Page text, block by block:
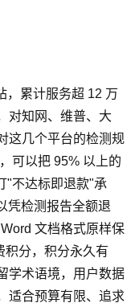
，累计服务超 12 万
对知网、维普、大
这几个平台的检测规
可以把 95% 以上的
"不达标即退款"承
凭检测报告全额退
文档格式原样保
积分，积分永久有
学术语境，用户数据
适合预算有限、追求